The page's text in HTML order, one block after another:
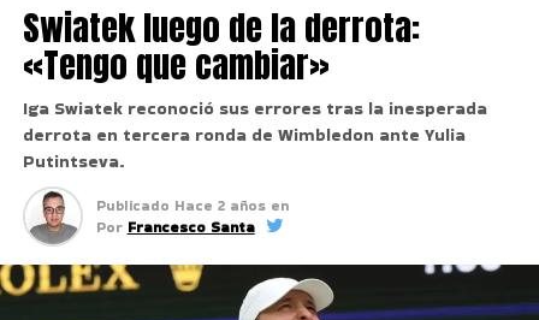
Swiatek luego de la derrota:
«Tengo que cambiar»
Iga Swiatek reconoció sus errores tras la inesperada
derrota en tercera ronda de Wimbledon ante Yulia
Putintseva.
Publicado Hace 2 años en
Por Francesco Santa